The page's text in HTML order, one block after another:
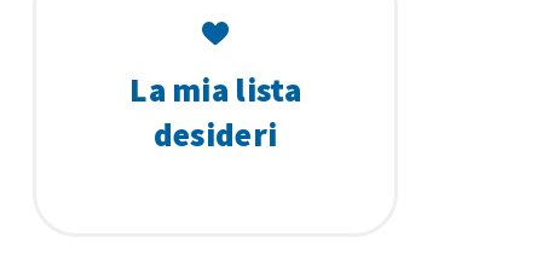
La mia lista
desideri